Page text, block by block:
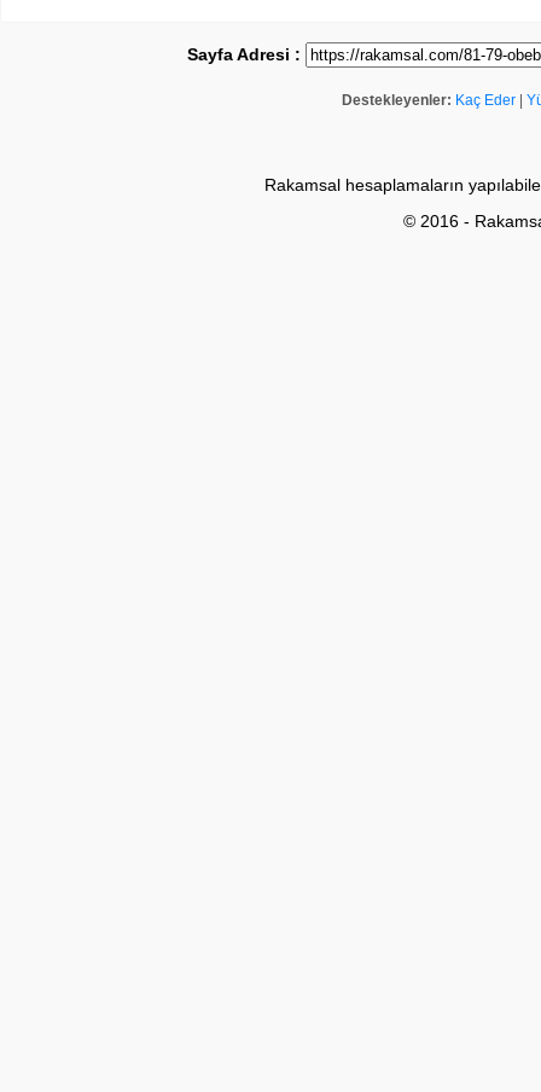
Sayfa Adresi :
Destekleyenler: Kaç Eder
Rakamsal hesaplamaların
© 2016 -